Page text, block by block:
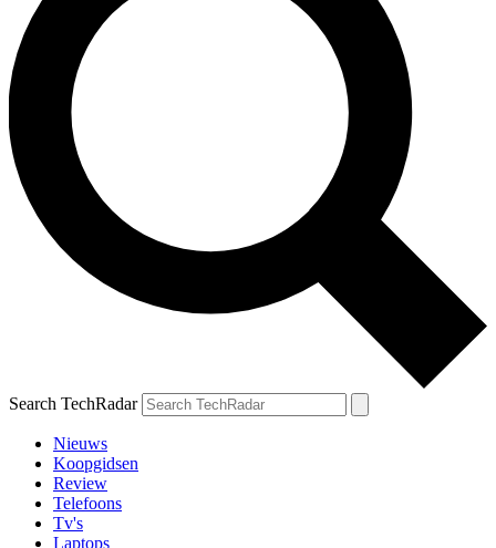
Search TechRadar
Nieuws
Koopgidsen
Review
Telefoons
Tv's
Laptops